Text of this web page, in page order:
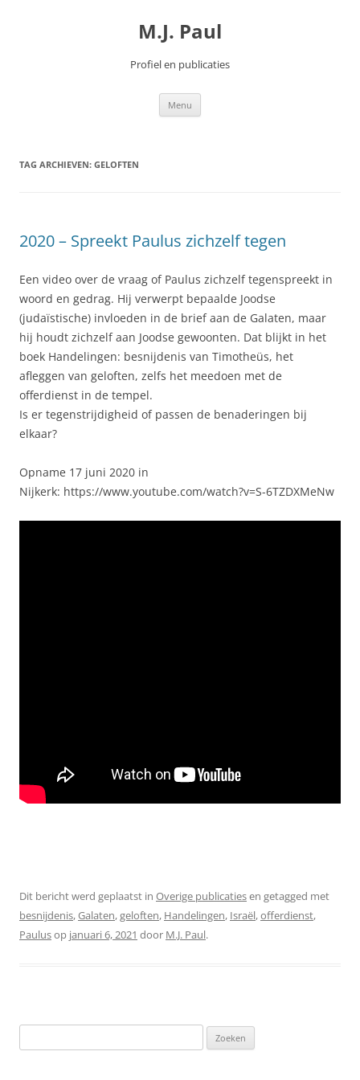
M.J. Paul
Profiel en publicaties
Menu
TAG ARCHIEVEN: GELOFTEN
2020 – Spreekt Paulus zichzelf tegen
Een video over de vraag of Paulus zichzelf tegenspreekt in
woord en gedrag. Hij verwerpt bepaalde Joodse
(judaïstische) invloeden in de brief aan de Galaten, maar
hij houdt zichzelf aan Joodse gewoonten. Dat blijkt in het
boek Handelingen: besnijdenis van Timotheüs, het
afleggen van geloften, zelfs het meedoen met de
offerdienst in de tempel.
Is er tegenstrijdigheid of passen de benaderingen bij
elkaar?
Opname 17 juni 2020 in
Nijkerk: https://www.youtube.com/watch?v=S-6TZDXMeNw
Dit bericht werd geplaatst in Overige publicatiesen getagged met
besnijdenis,Galaten,geloften, Handelingen, Israël,offerdienst,
Paulusop januari 6, 2021 door M.J. Paul.
naar: